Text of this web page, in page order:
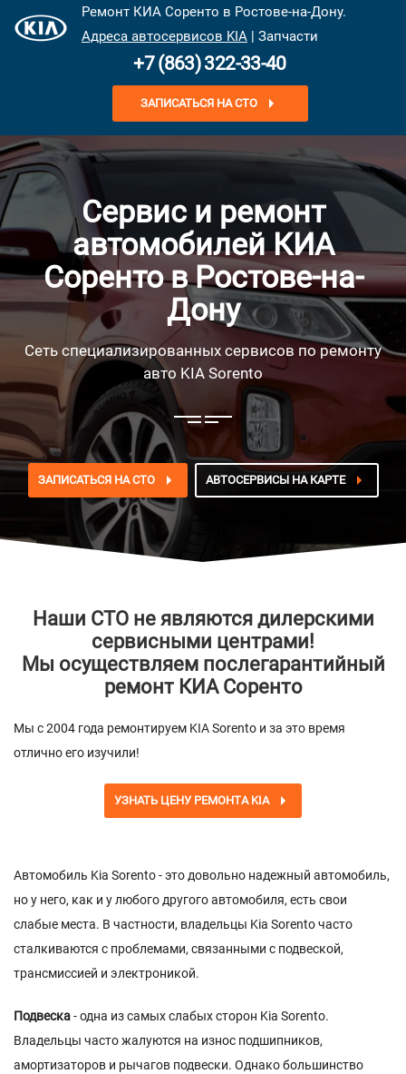
Ремонт КИА Соренто в Ростове-на-Дону.
Адреса автосервисов KIA | Запчасти
+7 (863) 322-33-40
ЗАПИСАТЬСЯ НА СТО
Сервис и ремонт
автомобилей КИА
Соренто в Ростове-на-
Дону
Сеть специализированных сервисов по ремонту
авто KIA Sorento
ЗАПИСАТЬСЯ НА СТО АВТОСЕРВИСЫ НА КАРТЕ
Наши СТО не являются дилерскими
сервисными центрами!
Мы осуществляем послегарантийный
ремонт КИА Соренто
Мы с 2004 года ремонтируем KIA Sorento и за это время
отлично его изучили!
УЗНАТЬ ЦЕНУ РЕМОНТА KIA
Автомобиль Kia Sorento - это довольно надежный автомобиль,
но у него, как и у любого другого автомобиля, есть свои
слабые места. В частности, владельцы Kia Sorento часто
сталкиваются с проблемами, связанными с подвеской,
трансмиссией и электроникой.
Подвеска- одна из самых слабых сторон Kia Sorento.
Владельцы часто жалуются на износ подшипников,
амортизаторов и рычагов подвески. Однако большинство